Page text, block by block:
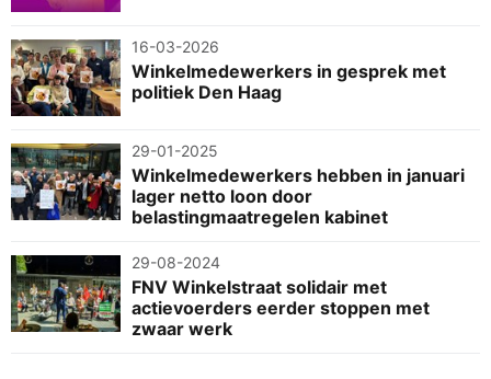
16-03-2026
Winkelmedewerkers in gesprek met
politiek Den Haag
29-01-2025
Winkelmedewerkers hebben in januari
lager netto loon door
belastingmaatregelen kabinet
29-08-2024
FNV Winkelstraat solidair met
actievoerders eerder stoppen met
zwaar werk